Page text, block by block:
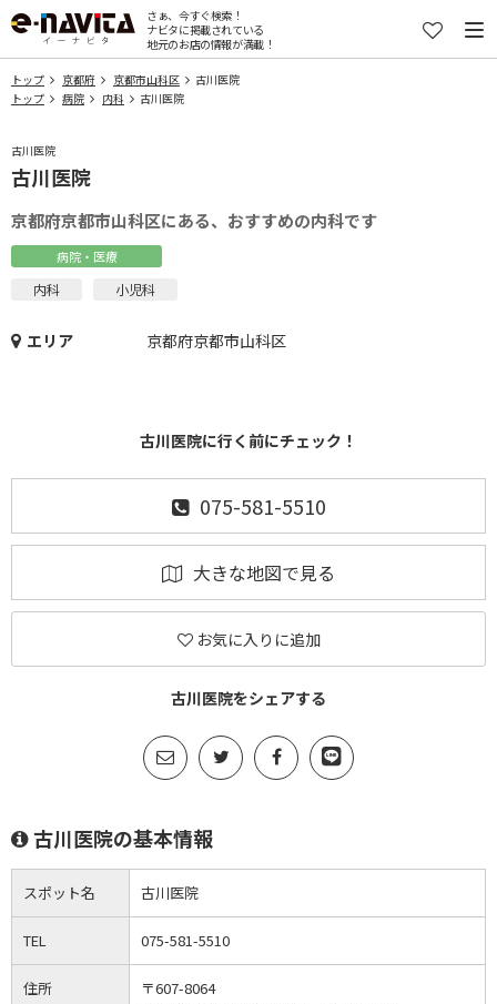
さぁ、今すぐ検索！
ナビタに掲載されている
地元のお店の情報が満載！
トップ 京都府 京都市山科区
古川医院
トップ
病院 内科 古川医院
古川医院
古川医院
京都府京都市山科区にある、おすすめの内科です
病院・医療
内科 小児科
エリア 京都府京都市山科区
古川医院に行く前にチェック！
075-581-5510
大きな地図で見る
お気に入りに追加
古川医院をシェアする
古川医院の基本情報
スポット名 古川医院
TEL 075-581-5510
住所
〒607-8064